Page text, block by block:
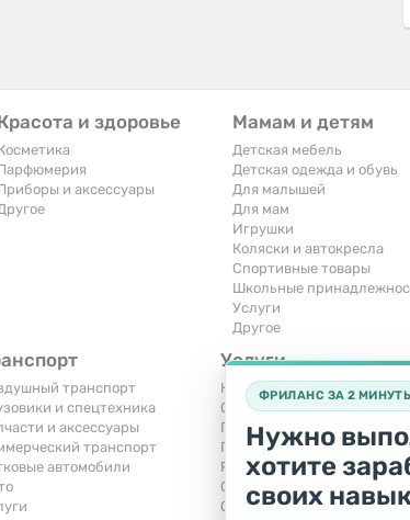
и здоровье
и аксессуары
Мамам и детям
Детская мебель
Детская одежда и обувь
Для малышей
Для мам
Игрушки
Коляски и автокресла
Спортивные товары
Школьные
Услуги
Другое
транспорт
и спецтехника
и аксессуары
транспорт
автомобили
Услуги
Компьютеры, интернет
Обучение и репетиторство
Перевозки и транспорт
Праздники и мероприятия
Ремонт и установка
Сиделки, горничные
Строительство и ремонт
ФРИЛАНС ЗА 2
Нужно
хотите
своих